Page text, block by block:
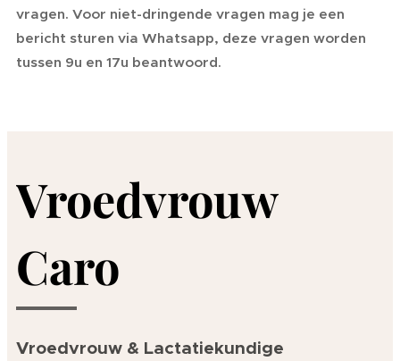
vragen. Voor niet-dringende vragen mag je een
bericht sturen via Whatsapp, deze vragen worden
tussen 9u en 17u beantwoord.
Vroedvrouw
Caro
Vroedvrouw & Lactatiekundige